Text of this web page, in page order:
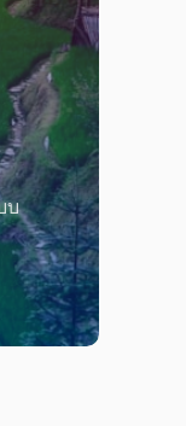
Travel Guides
เดินบ
ปลอด
เวลาเจอทางโ
ธรรมชาติ…
August 4, 2026